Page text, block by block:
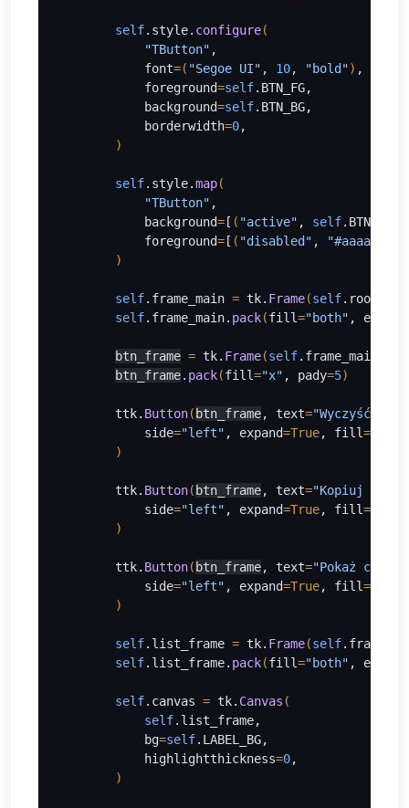
self.style. configure(
"TButton" ,
            font
=( "Segoe UI" , 10, "bold") ,
            foreground
=self.BTN_FG,
            background
=self.BTN_BG,
            borderwidth
=0,
)
self.style.map(
"TButton" ,
            background
= [ ( "active" , self
            foreground
= [ ( "disabled" , "#aaaaaa"
)
self.frame_main = tk. Frame(self.root, bg
self.frame_main. pack(fill="both" , expand
btn_frame = tk. Frame(self.frame_main, bg
btn_frame. pack(fill="x" , pady=5)
ttk. Button( btn_frame, text="Wyczyść
side="left" , expand=True, fill=
)
ttk. Button( btn_frame, text="Kopiuj do
side="left" , expand=True, fill=
)
ttk. Button( btn_frame, text="Pokaż cały
side="left" , expand=True, fill=
)
self.list_frame = tk. Frame(self
self.list_frame. pack(fill="both" , expand
self.canvas = tk. Canvas (
self.list_frame,
            bg
=self.LABEL_BG,
            highlightthickness
=0,
)